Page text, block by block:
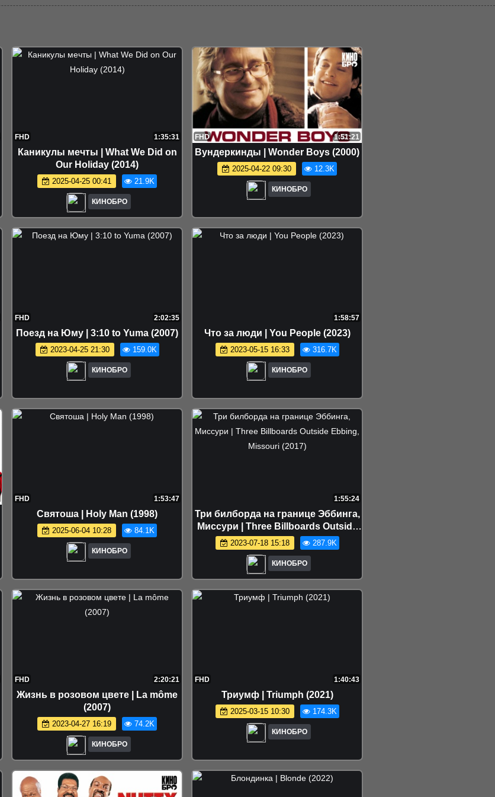
FHD 1:35:31
Каникулы мечты | What We Did on
Our Holiday (2014)
2025-04-25 00:41 21.9K
КИНОБРО
FHD 1:51:21
Вундеркинды | Wonder Boys (2000)
2025-04-22 09:30 12.3K
КИНОБРО
FHD 2:02:35
Поезд на Юму | 3:10 to Yuma (2007)
2023-04-25 21:30 159.0K
КИНОБРО
1:58:57
Что за люди | You People (2023)
2023-05-15 16:33 316.7K
КИНОБРО
FHD 1:53:47
Святоша | Holy Man (1998)
2025-06-04 10:28 84.1K
КИНОБРО
1:55:24
Три билборда на границе Эббинга,
Миссури | Three Billboards Outside
Ebbing, Missouri (2017)
2023-07-18 15:18 287.9K
КИНОБРО
FHD 2:20:21
Жизнь в розовом цвете | La môme
(2007)
2023-04-27 16:19 74.2K
КИНОБРО
FHD 1:40:43
Триумф | Triumph (2021)
2025-03-15 10:30 174.3K
КИНОБРО